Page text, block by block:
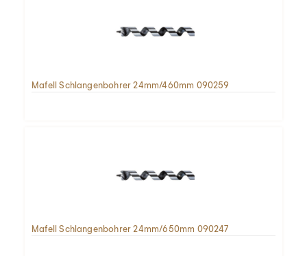
Mafell Schlangenbohrer 24mm/460mm 090259
Mafell Schlangenbohrer 24mm/650mm 090247